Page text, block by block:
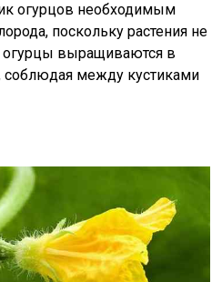
огурцов необходимым
поскольку растения не
огурцы выращиваются в
между кустиками